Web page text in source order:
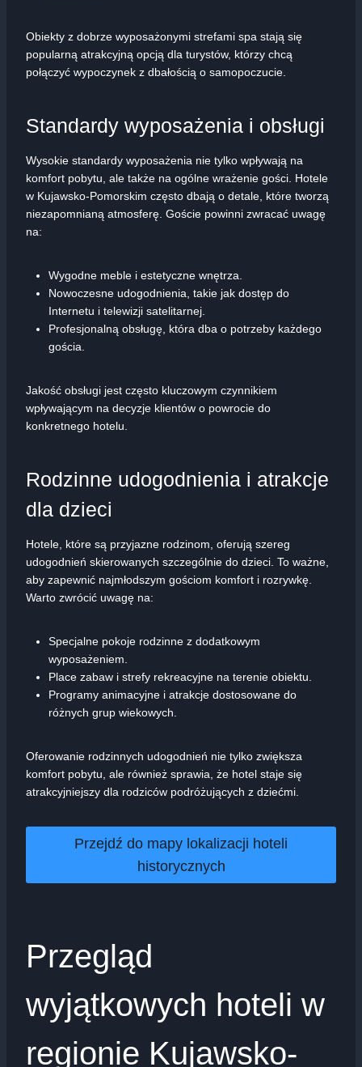
Obiekty z dobrze wyposażonymi strefami spa stają się
popularną atrakcyjną opcją dla turystów, którzy chcą
połączyć wypoczynek z dbałością o samopoczucie.
Standardy wyposażenia i obsługi
Wysokie standardy wyposażenia nie tylko wpływają na
komfort pobytu, ale także na ogólne wrażenie gości. Hotele
w Kujawsko-Pomorskim często dbają o detale, które tworzą
niezapomnianą atmosferę. Goście powinni zwracać uwagę
na:
Wygodne meble i estetyczne wnętrza.
Nowoczesne udogodnienia, takie jak dostęp do
Internetu i telewizji satelitarnej.
Profesjonalną obsługę, która dba o potrzeby każdego
gościa.
Jakość obsługi jest często kluczowym czynnikiem
wpływającym na decyzje klientów o powrocie do
konkretnego hotelu.
Rodzinne udogodnienia i atrakcje
dla dzieci
Hotele, które są przyjazne rodzinom, oferują szereg
udogodnień skierowanych szczególnie do dzieci. To ważne,
aby zapewnić najmłodszym gościom komfort i rozrywkę.
Warto zwrócić uwagę na:
Specjalne pokoje rodzinne z dodatkowym
wyposażeniem.
Place zabaw i strefy rekreacyjne na terenie obiektu.
Programy animacyjne i atrakcje dostosowane do
różnych grup wiekowych.
Oferowanie rodzinnych udogodnień nie tylko zwiększa
komfort pobytu, ale również sprawia, że hotel staje się
atrakcyjniejszy dla rodziców podróżujących z dziećmi.
Przejdź do mapy lokalizacji hoteli
historycznych
Przegląd
wyjątkowych hoteli w
regionie Kujawsko-